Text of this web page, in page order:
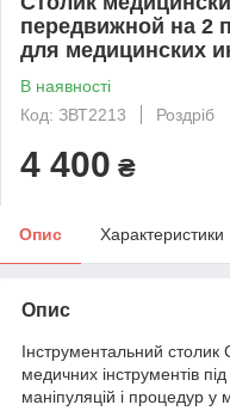
передвижной на 2
для медицинских
В наявності
Код: ЗВТ2213
Роздріб
4 400 ₴
Опис Характеристики
Опис
Інструментальний
медичних інструментів
маніпуляцій і процедур у